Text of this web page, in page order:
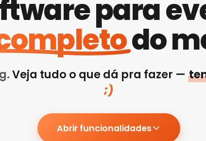
para
do
Veja tudo o que dá pra fazer —
;)
Abrir funcionalidades